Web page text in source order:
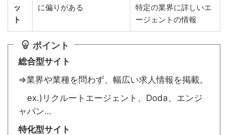
ッ
ト
に偏りがある
特定の業界に詳しいエ
ージェントの情報
ポイント
総合型サイト
⇒業界や業種を問わず、幅広い求人情報を掲載。
ex.)リクルートエージェント、Doda、エンジ
ャパン…
特化型サイト